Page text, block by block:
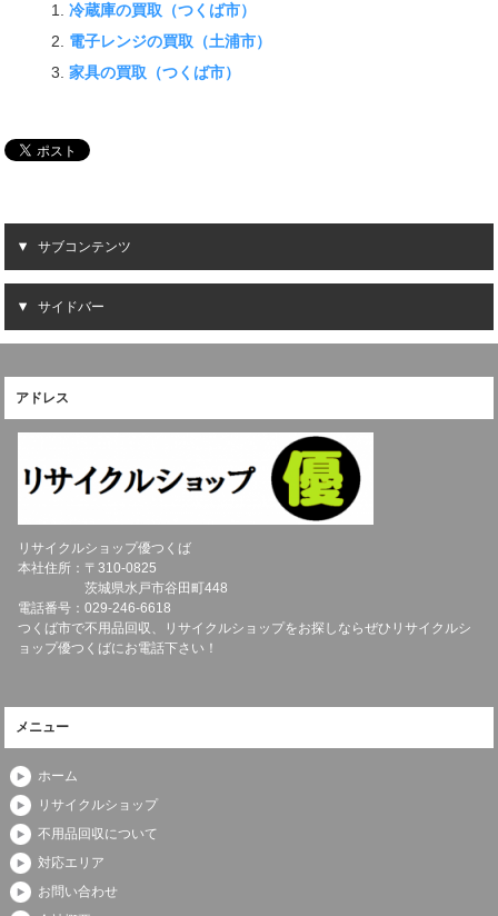
冷蔵庫の買取（つくば市）
電子レンジの買取（土浦市）
家具の買取（つくば市）
サブコンテンツ
サイドバー
アドレス
リサイクルショップ優つくば
本社住所：〒310-0825
茨城県水戸市谷田町448
電話番号：029-246-6618
つくば市で不用品回収、リサイクルショップをお探しならぜひリサイクルシ
ョップ優つくばにお電話下さい！
メニュー
ホーム
リサイクルショップ
不用品回収について
対応エリア
お問い合わせ